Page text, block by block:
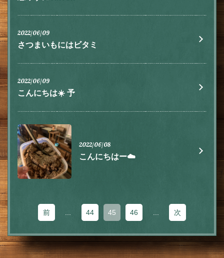
2022/06/09
さつまいもにはビタミ
2022/06/09
こんにちは☀️ 予
2022/06/08
こんにちはー☁️
前 44 45 46 次
この店舗情報をシェアする
お知らせ | 肉とチーズ 隠れ家イタリアン ハイドウェイダイ
ニング555（ファイブ）川越
埼玉県川越市脇田本町9-5第8アーバンライフビルヂング2F